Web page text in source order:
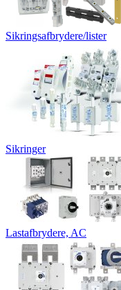
Sikringsafbrydere/lister
Sikringer
Lastafbrydere, AC